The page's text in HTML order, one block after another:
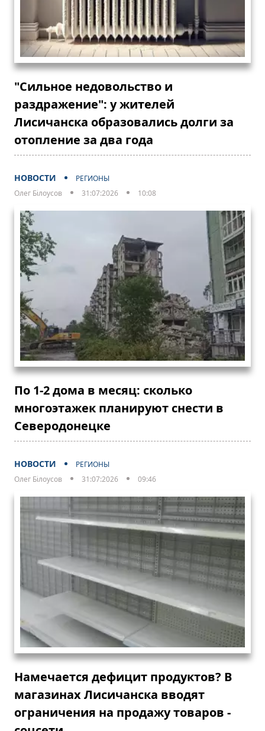
"Сильное недовольство и
раздражение": у жителей
Лисичанска образовались долги за
отопление за два года
НОВОСТИ
РЕГИОНЫ
Олег Білоусов
31:07:2026 10:08
По 1-2 дома в месяц: сколько
многоэтажек планируют снести в
Северодонецке
НОВОСТИ
РЕГИОНЫ
Олег Білоусов
31:07:2026 09:46
Намечается дефицит продуктов? В
магазинах Лисичанска вводят
ограничения на продажу товаров -